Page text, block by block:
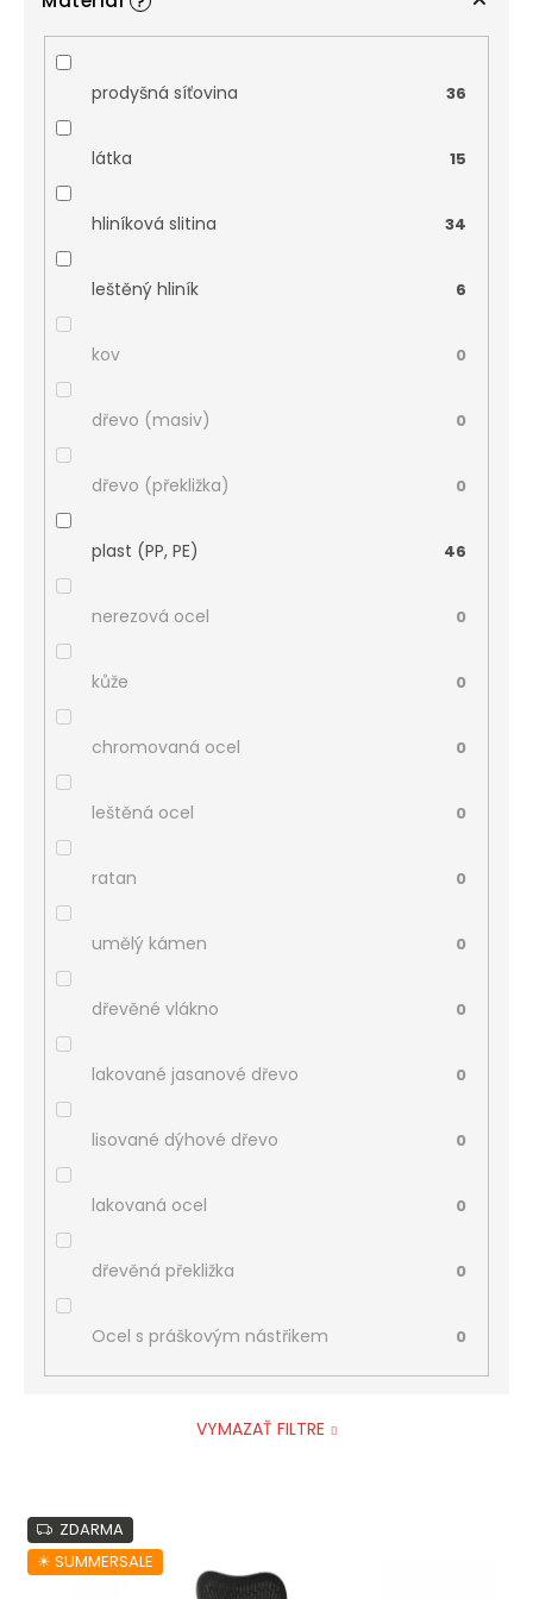
prodyšná síťovina 36
látka 15
hliníková slitina 34
leštěný hliník 6
kov 0
dřevo (masiv) 0
dřevo (překližka) 0
plast (PP, PE) 46
nerezová ocel 0
kůže 0
chromovaná ocel 0
leštěná ocel 0
ratan 0
umělý kámen 0
dřevěné vlákno 0
lakované jasanové dřevo 0
lisované dýhové dřevo 0
lakovaná ocel 0
dřevěná překližka 0
Ocel s práškovým nástřikem 0
VYMAZAŤ FILTRE
V
ý
p
ZDARMA
☀︎ SUMMERSALE